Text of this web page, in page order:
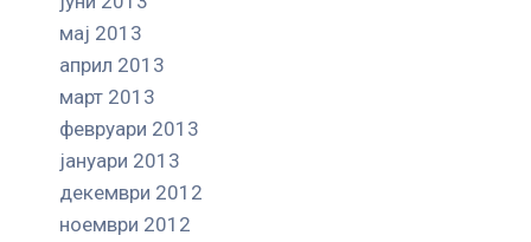
мај 2013
април 2013
март 2013
февруари 2013
јануари 2013
декември 2012
ноември 2012